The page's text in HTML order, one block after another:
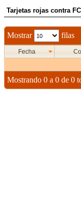
Tarjetas rojas contra
Mostrar filas
Fecha
Mostrando 0 a 0 de 0